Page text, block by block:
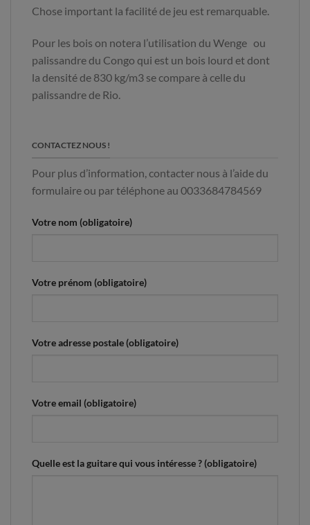
Chose important la facilité de jeu est remarquable.
Pour les bois on notera l’utilisation du Wenge ou
palissandre du Congo qui est un bois lourd et dont
la densité de 830 kg/m3 se compare à celle du
palissandre de Rio.
CONTACTEZ NOUS !
Pour plus d’information, contacter nous à l’aide du
formulaire ou par téléphone au 0033684784569
Votre nom (obligatoire)
Votre prénom (obligatoire)
Votre adresse postale (obligatoire)
Votre email (obligatoire)
Quelle est la guitare qui vous intéresse ? (obligatoire)